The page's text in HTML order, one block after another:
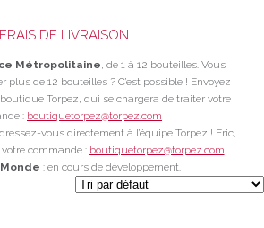
FRAIS DE LIVRAISON
Métropolitaine, de 1 à 12 bouteilles. Vous
plus de 12 bouteilles ? C’est possible ! Envoyez
Torpez, qui se chargera de traiter votre
: boutiquetorpez@torpez.com
vous directement à l’équipe Torpez ! Eric,
commande : boutiquetorpez@torpez.com
: en cours de développement.